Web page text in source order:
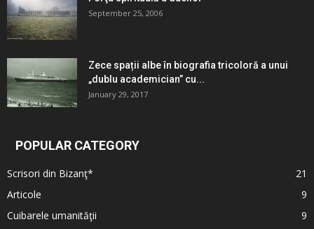
September 25, 2006
Zece spații albe în biografia tricoloră a unui
„dublu academician” cu...
January 29, 2017
POPULAR CATEGORY
Scrisori din Bizanţ*
21
Articole
9
Cuibarele umanităţii
9